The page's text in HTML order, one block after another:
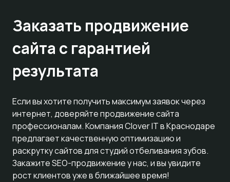
Заказать продвижение
сайта с гарантией
результата
Если вы хотите получить максимум заявок через
интернет, доверяйте продвижение сайта
профессионалам. Компания Clover IT в Краснодаре
предлагает качественную оптимизацию и
раскрутку сайтов для студий отбеливания зубов.
Закажите SEO-продвижение у нас, и вы увидите
рост клиентов уже в ближайшее время!